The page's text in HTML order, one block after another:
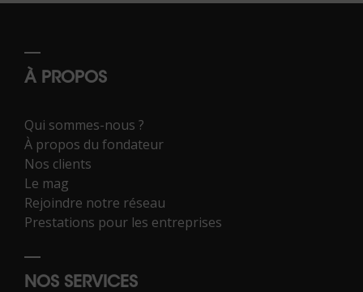
À PROPOS
Qui sommes-nous ?
À propos du fondateur
Nos clients
Le mag
Rejoindre notre réseau
Prestations pour les entreprises
NOS SERVICES